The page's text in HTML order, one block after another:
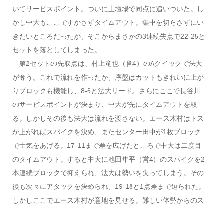
いてサービスポイント。ついに土壇場で同点に追いついた。し
かし中大もここですかさずタイムアウト。集中を切らさずにい
きたいところだったが、そこからまさかの3連続失点で22-25と
セットを落としてしまった。
第2セットの先取点は、村上竜也（営4）のAクイックで法大
が奪う。これで流れを作ったか、序盤はカットもきれいに上が
りブロックも機能し、8-6と法大リード。さらにここで長谷川
のサービスポイントが決まり、中大が先にタイムアウトを取
る。しかしその後も法大は流れを渡さない。エース木村はトス
が上がればスパイクを決め、またセンター田中が1枚ブロック
で士気をあげる。17-11まで差を広げたところで中大は二度目
のタイムアウト。すると中大に池田隼平（営4）のスパイクを2
本連続ブロックで抑えられ、法大は勢いを失ってしまう。その
後も次々にアタックを決められ、19-18と1点差まで迫られた。
しかしここでエース木村が意地を見せる。難しい体勢からのス